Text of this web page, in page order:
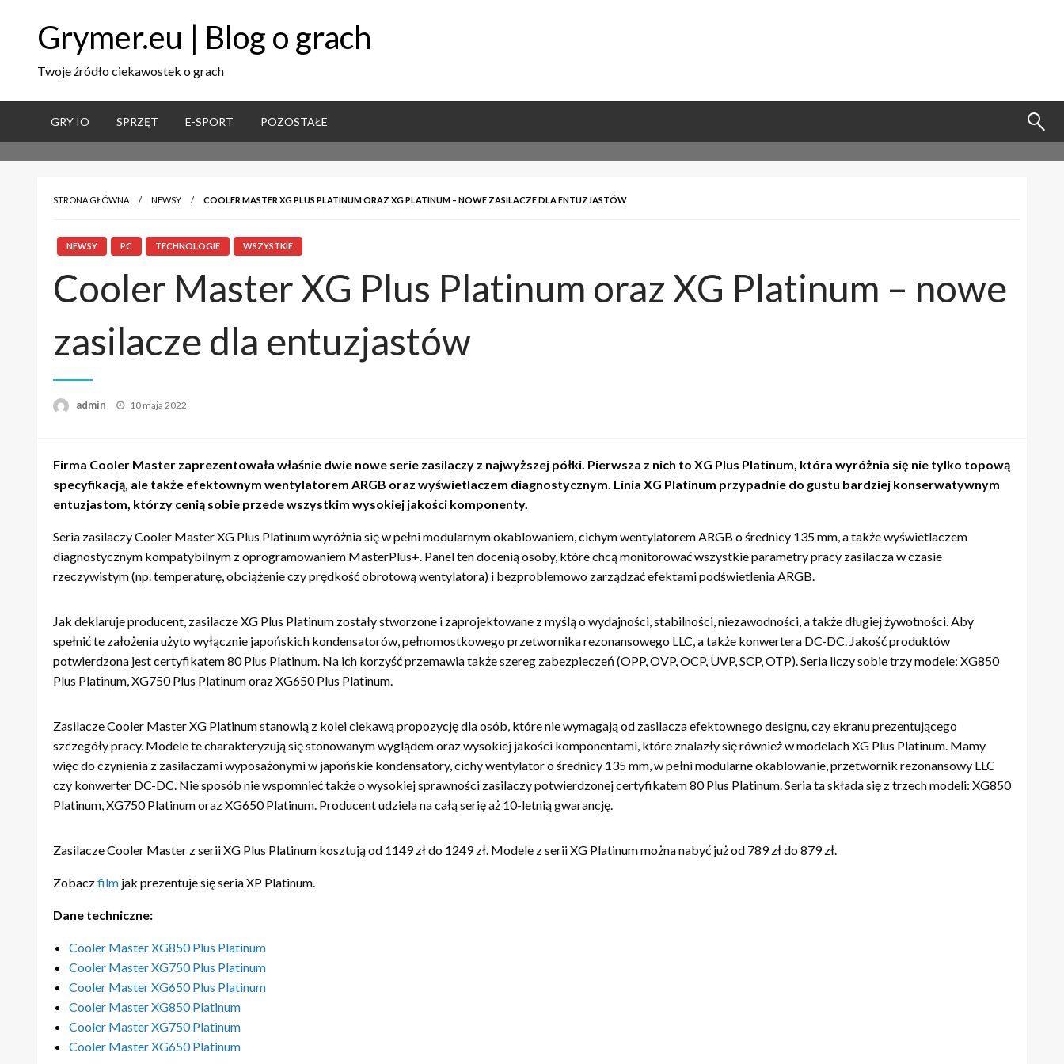
Grymer.eu | Blog o grach
Twoje źródło ciekawostek o grach
GRY IO SPRZĘT E-SPORT POZOSTAŁE
STRONA GŁÓWNA NEWSY COOLER MASTER XG PLUS PLATINUM ORAZ XG PLATINUM – NOWE ZASILACZE DLA ENTUZJASTÓW
NEWSY PC TECHNOLOGIE WSZYSTKIE
Cooler Master XG Plus Platinum oraz XG Platinum – nowe
zasilacze dla entuzjastów
admin Napisano
10 maja 2022
Firma Cooler Master zaprezentowała właśnie dwie nowe serie zasilaczy z najwyższej półki. Pierwsza z nich to XG Plus Platinum, która wyróżnia się nie tylko topową
specyfikacją, ale także efektownym wentylatorem ARGB oraz wyświetlaczem diagnostycznym. Linia XG Platinum przypadnie do gustu bardziej konserwatywnym
entuzjastom, którzy cenią sobie przede wszystkim wysokiej jakości komponenty.
Seria zasilaczy Cooler Master XG Plus Platinum wyróżnia się w pełni modularnym okablowaniem, cichym wentylatorem ARGB o średnicy 135 mm, a także wyświetlaczem
diagnostycznym kompatybilnym z oprogramowaniem MasterPlus+. Panel ten docenią osoby, które chcą monitorować wszystkie parametry pracy zasilacza w czasie
rzeczywistym (np. temperaturę, obciążenie czy prędkość obrotową wentylatora) i bezproblemowo zarządzać efektami podświetlenia ARGB.
Jak deklaruje producent, zasilacze XG Plus Platinum zostały stworzone i zaprojektowane z myślą o wydajności, stabilności, niezawodności, a także długiej żywotności. Aby
spełnić te założenia użyto wyłącznie japońskich kondensatorów, pełnomostkowego przetwornika rezonansowego LLC, a także konwertera DC-DC. Jakość produktów
potwierdzona jest certyfikatem 80 Plus Platinum. Na ich korzyść przemawia także szereg zabezpieczeń (OPP, OVP, OCP, UVP, SCP, OTP). Seria liczy sobie trzy modele: XG850
Plus Platinum, XG750 Plus Platinum oraz XG650 Plus Platinum.
Zasilacze Cooler Master XG Platinum stanowią z kolei ciekawą propozycję dla osób, które nie wymagają od zasilacza efektownego designu, czy ekranu prezentującego
szczegóły pracy. Modele te charakteryzują się stonowanym wyglądem oraz wysokiej jakości komponentami, które znalazły się również w modelach XG Plus Platinum. Mamy
więc do czynienia z zasilaczami wyposażonymi w japońskie kondensatory, cichy wentylator o średnicy 135 mm, w pełni modularne okablowanie, przetwornik rezonansowy LLC
czy konwerter DC-DC. Nie sposób nie wspomnieć także o wysokiej sprawności zasilaczy potwierdzonej certyfikatem 80 Plus Platinum. Seria ta składa się z trzech modeli: XG850
Platinum, XG750 Platinum oraz XG650 Platinum. Producent udziela na całą serię aż 10-letnią gwarancję.
Zasilacze Cooler Master z serii XG Plus Platinum kosztują od 1149 zł do 1249 zł. Modele z serii XG Platinum można nabyć już od 789 zł do 879 zł.
Zobaczfilm jak prezentuje się seria XP Platinum.
Dane techniczne:
Cooler Master XG850 Plus Platinum
Cooler Master XG750 Plus Platinum
Cooler Master XG650 Plus Platinum
Cooler Master XG850 Platinum
Cooler Master XG750 Platinum
Cooler Master XG650 Platinum